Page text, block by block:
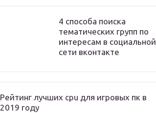
4 способа поиска
тематических групп по
интересам в социальной
сети вконтакте
Рейтинг лучших cpu для игровых пк в
2019 году